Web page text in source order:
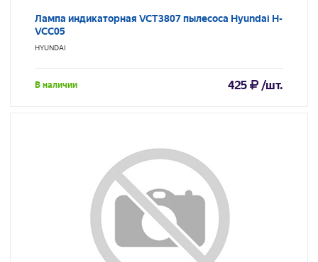
Лампа индикаторная VCT3807 пылесоса Hyundai H-
VCC05
HYUNDAI
В наличии 425 /шт.